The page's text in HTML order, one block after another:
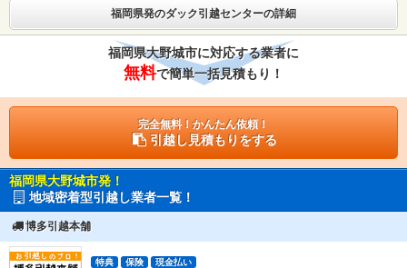
福岡県発のダック引越センターの詳細
福岡県大野城市に対応する業者に
無料で簡単一括見積もり！
完全無料！かんたん依頼！
引越し見積もりをする
福岡県大野城市発！
地域密着型引越し業者一覧！
博多引越本舗
特典 保険 現金払い